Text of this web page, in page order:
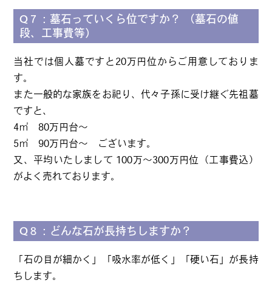
Q７：墓石っていくら位ですか？ （墓石の値
段、工事費等）
当社では個人墓ですと20万円位からご用意しておりま
す。
また一般的な家族をお祀り、代々子孫に受け継ぐ先祖墓
ですと、
4㎡ 80万円台～
5㎡ 90万円台～ ございます。
又、平均いたしまして 100万～300万円位（工事費込）
がよく売れております。
Q８：どんな石が長持ちしますか？
「石の目が細かく」「吸水率が低く」「硬い石」が長持
ちします。